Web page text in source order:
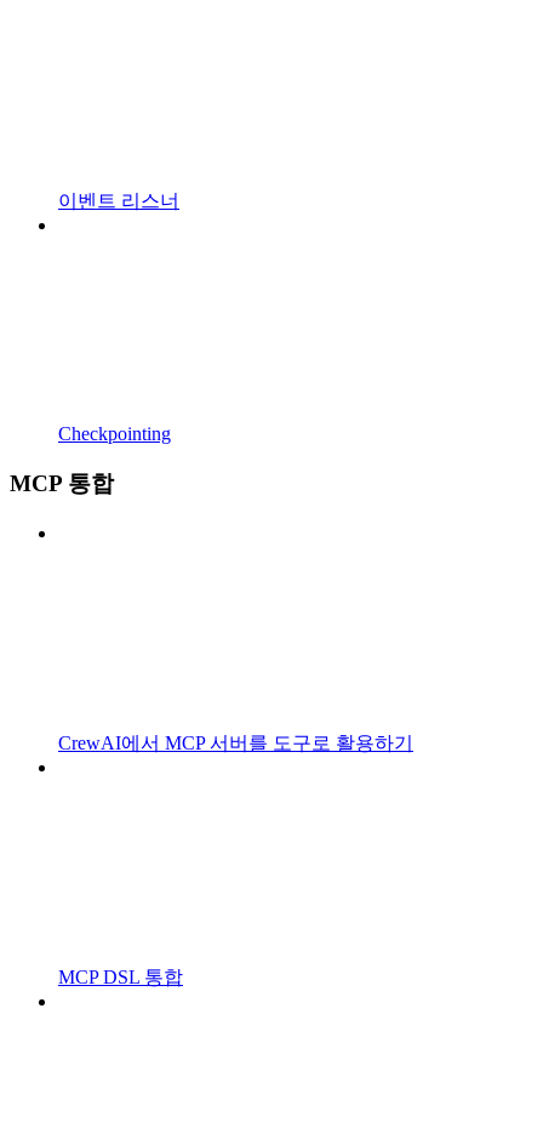
이벤트 리스너
Checkpointing
MCP 통합
CrewAI에서 MCP 서버를 도구로 활용하기
MCP DSL 통합